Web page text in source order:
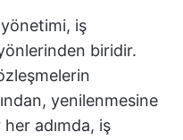
iş
biridir.
yenilenmesine
adımda, iş